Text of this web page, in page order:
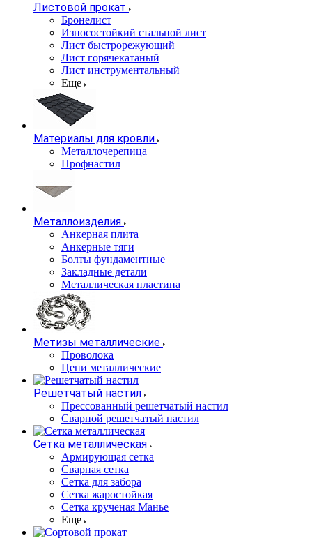
Листовой прокат
Бронелист
Износостойкий стальной лист
Лист быстрорежующий
Лист горячекатаный
Лист инструментальный
Еще
Материалы для кровли
Металлочерепица
Профнастил
Металлоизделия
Анкерная плита
Анкерные тяги
Болты фундаментные
Закладные детали
Металлическая пластина
Метизы металлические
Проволока
Цепи металлические
Решетчатый настил
Прессованный решетчатый настил
Сварной решетчатый настил
Сетка металлическая
Армирующая сетка
Сварная сетка
Сетка для забора
Сетка жаростойкая
Сетка крученая Манье
Еще